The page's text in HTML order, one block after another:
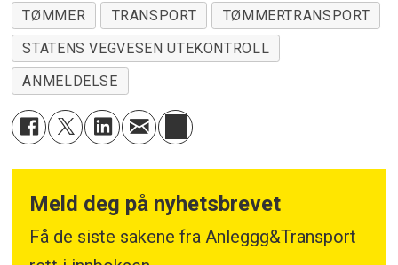
TØMMER TRANSPORT
TØMMERTRANSPORT
STATENS VEGVESEN UTEKONTROLL
ANMELDELSE
Meld deg på nyhetsbrevet
Få de siste sakene fra Anleggg&Transport